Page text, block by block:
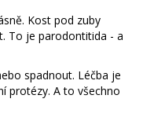
Kost pod zuby
To je parodontitida - a
spadnout. Léčba je
protézy. A to všechno